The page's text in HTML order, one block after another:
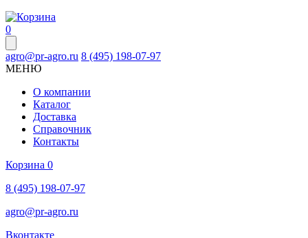
0
agro@pr-agro.ru 8 (495) 198-07-97
МЕНЮ
О компании
Каталог
Доставка
Справочник
Контакты
Корзина 0
8 (495) 198-07-97
agro@pr-agro.ru
Вконтакте